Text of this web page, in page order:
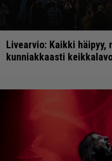
Livearvio: Kaikki häipyy,
kunniakkaasti